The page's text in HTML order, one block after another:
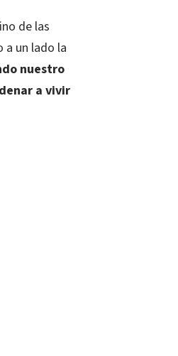
de las
a un lado la
nuestro
a vivir